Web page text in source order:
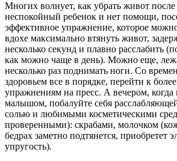
Многих волнует, как убрать живот
неспокойный ребенок и нет помощи,
эффективное упражнение, которое можно
вдохе максимально втянуть живот,
несколько секунд и плавно расслабить
как можно чаще в день). Можно еще,
несколько раз поднимать ноги. Со
здоровьем все в порядке, перейти к
упражнениям на пресс. А вечером, когда
малышом, побалуйте себя
солью и любимыми косметическими
проверенными): скрабами, молочком
бедрах заметно подтянется, приобретет
упругость).